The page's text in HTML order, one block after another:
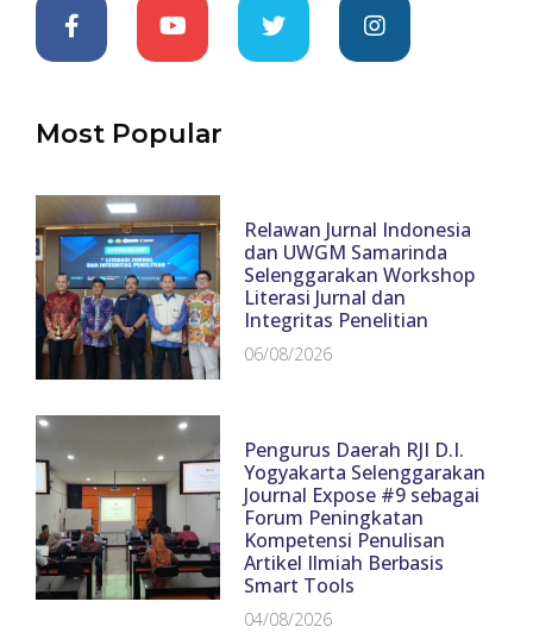
Most Popular
Relawan Jurnal Indonesia
dan UWGM Samarinda
Selenggarakan Workshop
Literasi Jurnal dan
Integritas Penelitian
06/08/2026
Pengurus Daerah RJI D.I.
Yogyakarta Selenggarakan
Journal Expose #9 sebagai
Forum Peningkatan
Kompetensi Penulisan
Artikel Ilmiah Berbasis
Smart Tools
04/08/2026